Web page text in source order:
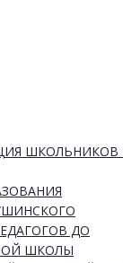
ДО
ШКОЛЫ